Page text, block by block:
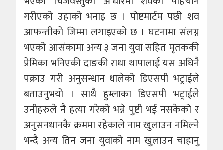
गरीएको उहाको भनाइ छ । पोष्टमार्टम पछी शव
आफन्तीको जिम्मा लगाइएको छ । घटनामा संलग्न
भएको आसंकामा अन्य ३ जना युवा सहित मृतककी
प्रेमिका भनिएकी दाङकी राधा थापालाई यस अघिनै
पक्राउ गरी अनुसन्धान थालेको डिएसपी भट्राईले
बताउनुभयो । साथै हुम्लाका डिएसपी भट्राईले
उनीहरुले नै हत्या गरेको भन्ने पुष्टी भई नसकेको र
अनुसनधानकै क्रममा रहेकाले नाम खुलाउन नमिल्ने
भन्दै अन्य तिन जना युवाको नाम खुलाउन चाहानु